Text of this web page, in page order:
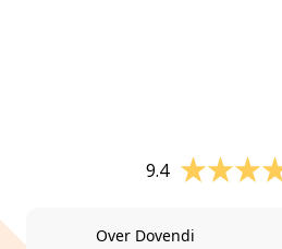
9.4
Over Dovendi